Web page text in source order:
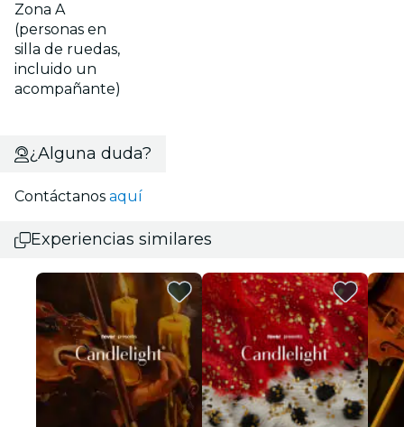
Zona A
(personas en
silla de ruedas,
incluido un
acompañante)
¿Alguna duda?
Contáctanos aquí
Experiencias similares